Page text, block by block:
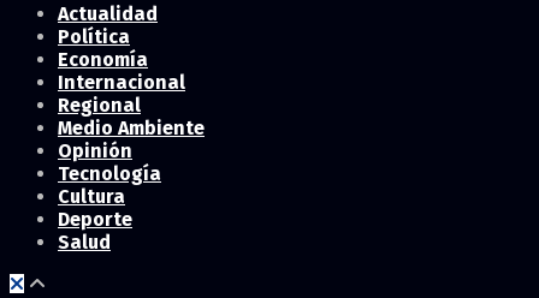
Actualidad
Política
Economía
Internacional
Regional
Medio Ambiente
Opinión
Tecnología
Cultura
Deporte
Salud